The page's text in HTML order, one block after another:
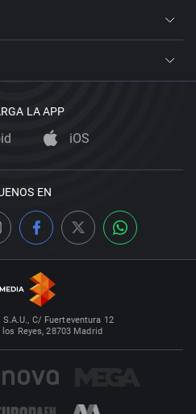
LA APP
iOS
EN
C/ Fuerteventura 12
Reyes, 28703 Madrid